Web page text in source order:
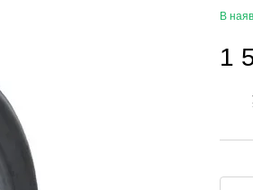
В
1